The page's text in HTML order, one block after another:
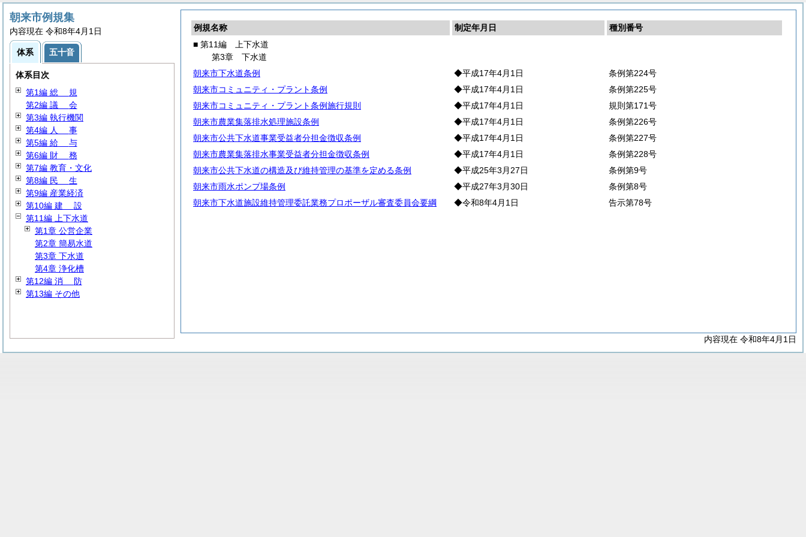
例規名称 制定年月日
種別番号
■ 第11編 上下水道
第3章 下水道
朝来市下水道条例
◆平成17年4月1日
条例第224号
朝来市コミュニティ・プラント条例
◆平成17年4月1日
条例第225号
朝来市コミュニティ・プラント条例施行規則
◆平成17年4月1日
規則第171号
朝来市農業集落排水処理施設条例
◆平成17年4月1日
条例第226号
朝来市公共下水道事業受益者分担金徴収条例
◆平成17年4月1日
条例第227号
朝来市農業集落排水事業受益者分担金徴収条例
◆平成17年4月1日
条例第228号
朝来市公共下水道の構造及び維持管理の基準を定める条例
◆平成25年3月27日
条例第9号
朝来市雨水ポンプ場条例
◆平成27年3月30日
条例第8号
朝来市下水道施設維持管理委託業務プロポーザル審査委員会要綱
◆令和8年4月1日 告示第78号
内容現在 令和8年4月1日
朝来市例規集
内容現在 令和8年4月1日
体系 五十音
体系目次
第1編 総 規
第2編 議 会
第3編 執行機関
第4編 人 事
第5編 給 与
第6編 財 務
第7編 教育・文化
第8編 民 生
第9編 産業経済
第10編 建 設
第11編 上下水道
第1章 公営企業
第2章 簡易水道
第3章 下水道
第4章 浄化槽
第12編 消 防
第13編 その他